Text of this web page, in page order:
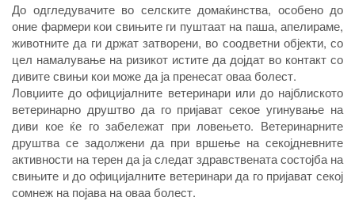
До одгледувачите во селските домаќинства, особено до
оние фармери кои свињите ги пуштаат на паша, апелираме,
животните да ги држат затворени, во соодветни објекти, со
цел намалување на ризикот истите да дојдат во контакт со
дивите свињи кои може да ја пренесат оваа болест.
Ловџиите до официјалните ветеринари или до најблиското
ветеринарно друштво да го пријават секое угинување на
диви кое ќе го забележат при ловењето. Ветеринарните
друштва се задолжени да при вршење на секојдневните
активности на терен да ја следат здравствената состојба на
свињите и до официјалните ветеринари да го пријават секој
сомнеж на појава на оваа болест.